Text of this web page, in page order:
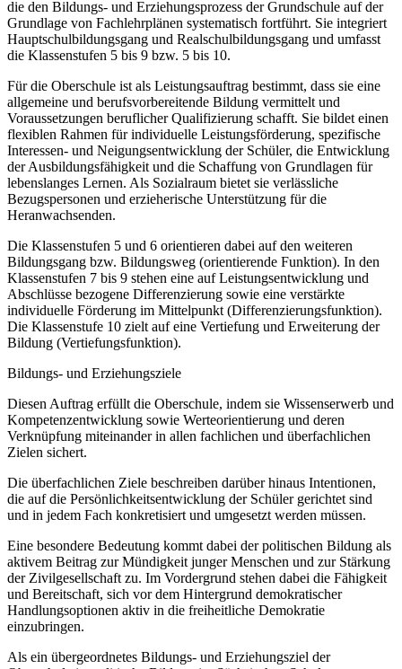
die den Bildungs- und Erziehungsprozess der Grundschule auf der
Grundlage von Fachlehrplänen systematisch fortführt. Sie integriert
Hauptschulbildungsgang und Realschulbildungsgang und umfasst
die Klassenstufen 5 bis 9 bzw. 5 bis 10.
Für die Oberschule ist als Leistungsauftrag bestimmt, dass sie eine
allgemeine und berufsvorbereitende Bildung vermittelt und
Voraussetzungen beruflicher Qualifizierung schafft. Sie bildet einen
flexiblen Rahmen für individuelle Leistungsförderung, spezifische
Interessen- und Neigungsentwicklung der Schüler, die Entwicklung
der Ausbildungsfähigkeit und die Schaffung von Grundlagen für
lebenslanges Lernen. Als Sozialraum bietet sie verlässliche
Bezugspersonen und erzieherische Unterstützung für die
Heranwachsenden.
Die Klassenstufen 5 und 6 orientieren dabei auf den weiteren
Bildungsgang bzw. Bildungsweg (orientierende Funktion). In den
Klassenstufen 7 bis 9 stehen eine auf Leistungsentwicklung und
Abschlüsse bezogene Differenzierung sowie eine verstärkte
individuelle Förderung im Mittelpunkt (Differenzierungsfunktion).
Die Klassenstufe 10 zielt auf eine Vertiefung und Erweiterung der
Bildung (Vertiefungsfunktion).
Bildungs- und Erziehungsziele
Diesen Auftrag erfüllt die Oberschule, indem sie Wissenserwerb und
Kompetenzentwicklung sowie Werteorientierung und deren
Verknüpfung miteinander in allen fachlichen und überfachlichen
Zielen sichert.
Die überfachlichen Ziele beschreiben darüber hinaus Intentionen,
die auf die Persönlichkeitsentwicklung der Schüler gerichtet sind
und in jedem Fach konkretisiert und umgesetzt werden müssen.
Eine besondere Bedeutung kommt dabei der politischen Bildung als
aktivem Beitrag zur Mündigkeit junger Menschen und zur Stärkung
der Zivilgesellschaft zu. Im Vordergrund stehen dabei die Fähigkeit
und Bereitschaft, sich vor dem Hintergrund demokratischer
Handlungsoptionen aktiv in die freiheitliche Demokratie
einzubringen.
Als ein übergeordnetes Bildungs- und Erziehungsziel der